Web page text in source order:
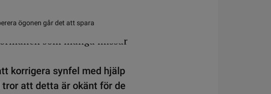
ögonen går det att spara
korrigera synfel med hjälp
att detta är okänt för de